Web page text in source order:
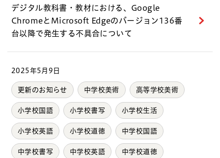
デジタル教科書・教材における、Google
ChromeとMicrosoft Edgeのバージョン136番
台以降で発生する不具合について
2025年5月9日
更新のお知らせ 中学校美術 高等学校美術
小学校国語 小学校書写 小学校生活
小学校英語 小学校道徳 中学校国語
中学校書写 中学校英語 中学校道徳